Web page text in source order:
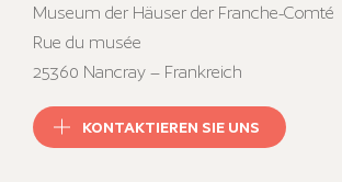
Museum der Häuser der Franche-Comté
Rue du musée
25360 Nancray – Frankreich
KONTAKTIEREN SIE UNS